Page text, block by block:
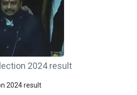
2024 result
2024 result